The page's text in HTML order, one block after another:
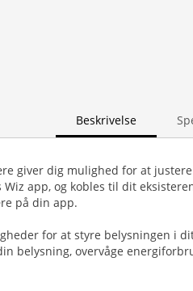
Beskrivelse
giver dig mulighed for at
Wiz app, og kobles til dit
på din app.
for at styre belysningen i
belysning, overvåge